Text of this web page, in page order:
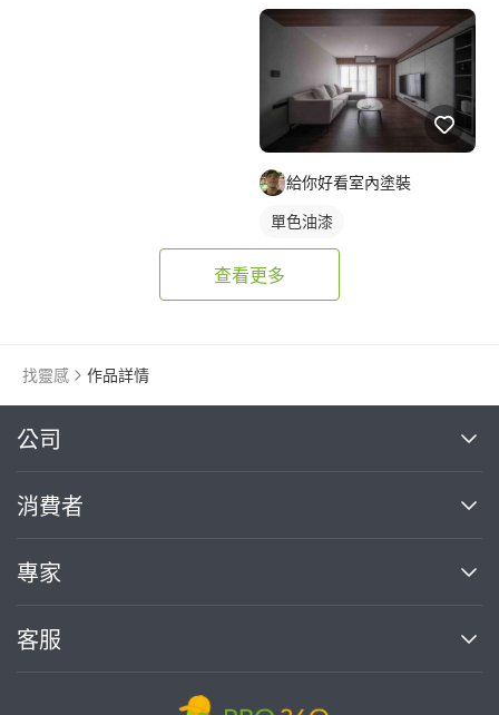
給你好看室內塗裝
單色油漆
查看更多
找靈感 作品詳情
公司
關於我們
部落格
加入我們
消費者
買服務
熱門服務
專家
案件中心
客服
繼續完成